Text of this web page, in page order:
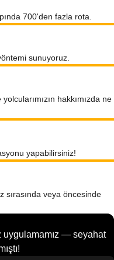
700'den fazla rota.
sunuyoruz.
hakkımızda ne
yapabilirsiniz!
sırasında veya öncesinde
uygulamamız — seyahat